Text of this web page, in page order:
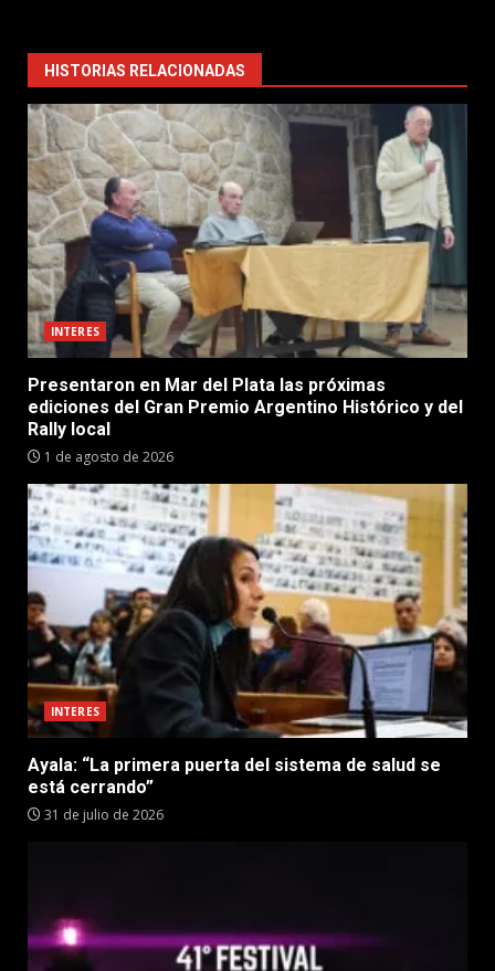
HISTORIAS RELACIONADAS
INTERES
Presentaron en Mar del Plata las próximas
ediciones del Gran Premio Argentino Histórico y del
Rally local
1 de agosto de 2026
INTERES
Ayala: “La primera puerta del sistema de salud se
está cerrando”
31 de julio de 2026